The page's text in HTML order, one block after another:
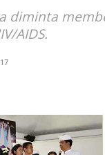
diminta
AIDS.